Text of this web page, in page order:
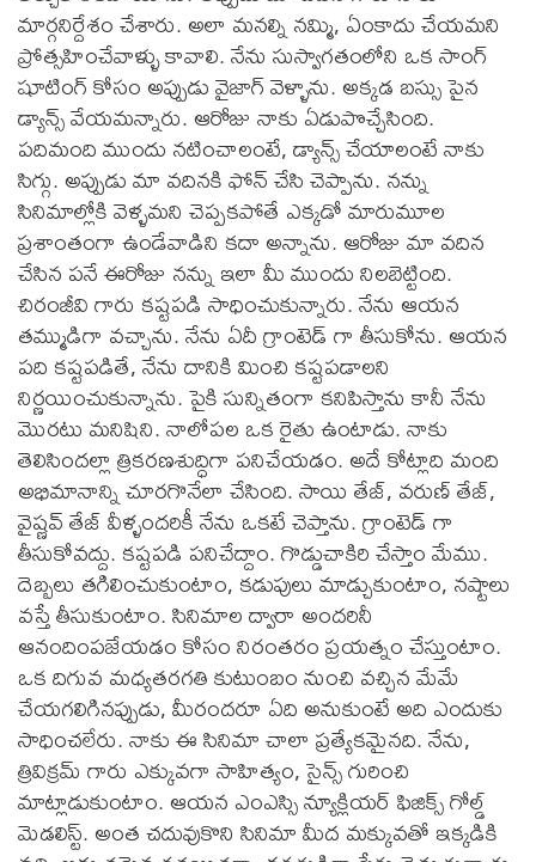
మార్గనిర్దేశం చేశారు. అలా మనల్ని నమ్మి, ఏంకాదు చేయమని
ప్రోత్సహించేవాళ్ళు కావాలి. నేను సుస్వాగతంలోని ఒక సాంగ్
షూటింగ్ కోసం అప్పుడు వైజాగ్ వెళ్ళాను. అక్కడ బస్సు పైన
డ్యాన్స్ వేయమన్నారు. ఆరోజు నాకు ఏడుపొచ్చేసింది.
పదిమంది ముందు నటించాలంటే, డ్యాన్స్ చేయాలంటే నాకు
సిగ్గు. అప్పుడు మా వదినకి ఫోన్ చేసి చెప్పాను. నన్ను
సినిమాల్లోకి వెళ్ళమని చెప్పకపోతే ఎక్కడో మారుమూల
ప్రశాంతంగా ఉండేవాడిని కదా అన్నాను. ఆరోజు మా వదిన
చేసిన పనే ఈరోజు నన్ను ఇలా మీ ముందు నిలబెట్టింది.
చిరంజీవి గారు కష్టపడి సాధించుకున్నారు. నేను ఆయన
తమ్ముడిగా వచ్చాను. నేను ఏదీ గ్రాంటెడ్ గా తీసుకోను. ఆయన
పది కష్టపడితే, నేను దానికి మించి కష్టపడాలని
నిర్ణయించుకున్నాను. పైకి సున్నితంగా కనిపిస్తాను కానీ నేను
మొరటు మనిషిని. నాలోపల ఒక రైతు ఉంటాడు. నాకు
తెలిసిందల్లా త్రికరణశుద్ధిగా పనిచేయడం. అదే కోట్లాది మంది
అభిమానాన్ని చూరగొనేలా చేసింది. సాయి తేజ్, వరుణ్ తేజ్,
వైష్ణవ్ తేజ్ వీళ్ళందరికీ నేను ఒకటే చెప్తాను. గ్రాంటెడ్ గా
తీసుకోవద్దు. కష్టపడి పనిచేద్దాం. గొడ్డుచాకిరి చేస్తాం మేము.
దెబ్బలు తగిలించుకుంటాం, కడుపులు మాడ్చుకుంటాం, నష్టాలు
వస్తే తీసుకుంటాం. సినిమాల ద్వారా అందరినీ
ఆనందింపజేయడం కోసం నిరంతరం ప్రయత్నం చేస్తుంటాం.
ఒక దిగువ మధ్యతరగతి కుటుంబం నుంచి వచ్చిన మేమే
చేయగలిగినప్పుడు, మీరందరూ ఏది అనుకుంటే అది ఎందుకు
సాధించలేరు. నాకు ఈ సినిమా చాలా ప్రత్యేకమైనది. నేను,
త్రివిక్రమ్ గారు ఎక్కువగా సాహిత్యం, సైన్స్ గురించి
మాట్లాడుకుంటాం. ఆయన ఎంఎస్సి న్యూక్లియర్ ఫిజిక్స్ గోల్డ్
మెడలిస్ట్. అంత చదువుకొని సినిమా మీద మక్కువతో ఇక్కడికి